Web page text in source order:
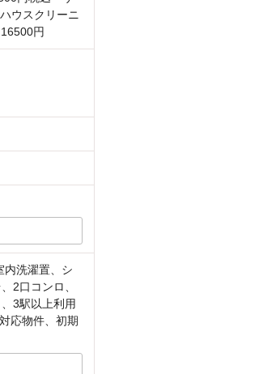
ウスクリーニ
円
内洗濯置、シ
2口コンロ、
3駅以上利用
応物件、初期